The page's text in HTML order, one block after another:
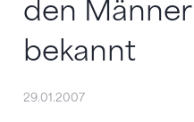
den
bekannt
29.01.2007